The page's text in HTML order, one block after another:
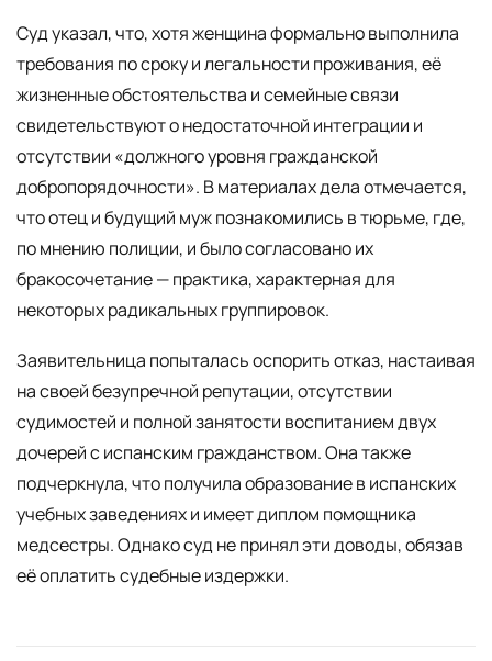
Суд указал, что, хотя женщина формально выполнила
требования по сроку и легальности проживания, её
жизненные обстоятельства и семейные связи
свидетельствуют о недостаточной интеграции и
отсутствии «должного уровня гражданской
добропорядочности». В материалах дела отмечается,
что отец и будущий муж познакомились в тюрьме, где,
по мнению полиции, и было согласовано их
бракосочетание — практика, характерная для
некоторых радикальных группировок.
Заявительница попыталась оспорить отказ, настаивая
на своей безупречной репутации, отсутствии
судимостей и полной занятости воспитанием двух
дочерей с испанским гражданством. Она также
подчеркнула, что получила образование в испанских
учебных заведениях и имеет диплом помощника
медсестры. Однако суд не принял эти доводы, обязав
её оплатить судебные издержки.